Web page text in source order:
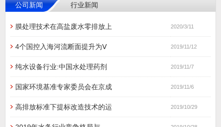
公司新闻 行业新闻
膜处理技术在高盐废水零排放上 2020/3/11
4个国控入海河流断面提升为Ⅴ 2019/11/12
纯水设备行业:中国水处理药剂 2019/11/7
国家环境基准专家委员会在京成 2019/11/6
高排放标准下提标改造技术的运 2019/10/29